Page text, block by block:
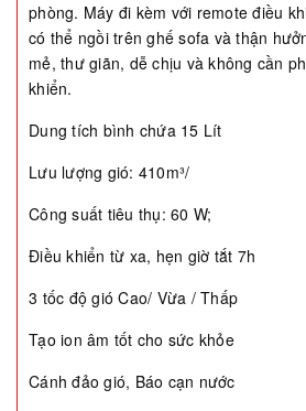
phòng. Máy đi kèm với remote điều
có thể ngồi trên ghế sofa và thận
mẻ, thư giãn, dễ chịu và không cần
khiển.
Dung tích bình chứa 15 Lít
Lưu lượng gió: 410m³/
Công suất tiêu thụ: 60 W;
Điều khiển từ xa, hẹn giờ tắt 7h
3 tốc độ gió Cao/ Vừa / Thấp
Tạo ion âm tốt cho sức khỏe
Cánh đảo gió, Báo cạn nước